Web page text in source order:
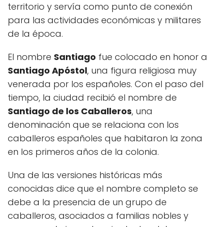
territorio y servía como punto de conexión
para las actividades económicas y militares
de la época.
El nombre Santiago fue colocado en honor a
Santiago Apóstol, una figura religiosa muy
venerada por los españoles. Con el paso del
tiempo, la ciudad recibió el nombre de
Santiago de los Caballeros, una
denominación que se relaciona con los
caballeros españoles que habitaron la zona
en los primeros años de la colonia.
Una de las versiones históricas más
conocidas dice que el nombre completo se
debe a la presencia de un grupo de
caballeros, asociados a familias nobles y